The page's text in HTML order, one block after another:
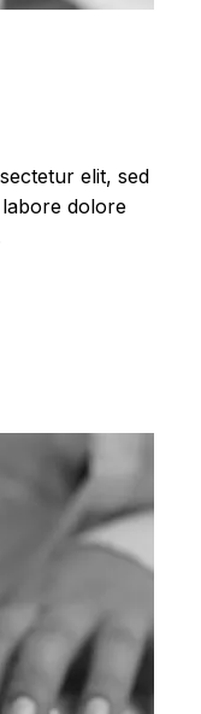
elit, sed
dolore